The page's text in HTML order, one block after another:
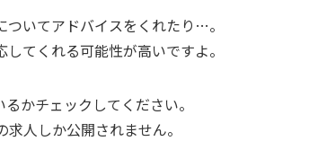
いてアドバイスをくれたり…。
てくれる可能性が高いですよ。
るかチェックしてください。
人しか公開されません。